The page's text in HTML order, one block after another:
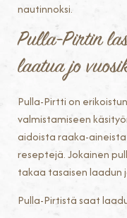
nautinnoksi.
Pulla-Pirtin
laatua jo
Pulla-Pirtti on
valmistamiseen
aidoista raaka-
reseptejä. Jokainen
takaa tasaisen laadun
Pulla-Pirtistä saat